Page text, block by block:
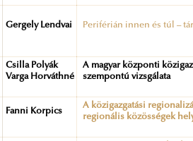
Gergely Lendvai Periférián innen és túl –
Csilla Polyák
Varga Horváthné
A magyar központi
szempontú vizsgálata
Fanni Korpics
A közigazgatási
regionális közösségek